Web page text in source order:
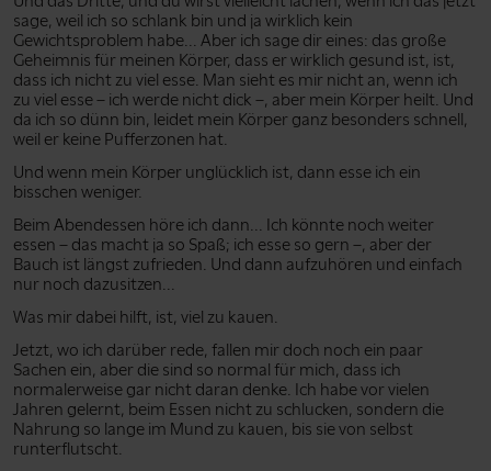
sage, weil ich so schlank bin und ja wirklich kein
Gewichtsproblem habe... Aber ich sage dir eines: das große
Geheimnis für meinen Körper, dass er wirklich gesund ist, ist,
dass ich nicht zu viel esse. Man sieht es mir nicht an, wenn ich
zu viel esse – ich werde nicht dick –, aber mein Körper heilt. Und
da ich so dünn bin, leidet mein Körper ganz besonders schnell,
weil er keine Pufferzonen hat.
Und wenn mein Körper unglücklich ist, dann esse ich ein
bisschen weniger.
Beim Abendessen höre ich dann... Ich könnte noch weiter
essen – das macht ja so Spaß; ich esse so gern –, aber der
Bauch ist längst zufrieden. Und dann aufzuhören und einfach
nur noch dazusitzen...
Was mir dabei hilft, ist, viel zu kauen.
Jetzt, wo ich darüber rede, fallen mir doch noch ein paar
Sachen ein, aber die sind so normal für mich, dass ich
normalerweise gar nicht daran denke. Ich habe vor vielen
Jahren gelernt, beim Essen nicht zu schlucken, sondern die
Nahrung so lange im Mund zu kauen, bis sie von selbst
runterflutscht.